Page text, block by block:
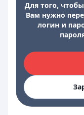
Для того,
Вам нужно
логин и